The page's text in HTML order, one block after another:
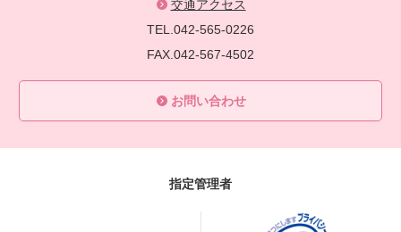
交通アクセス
TEL.042-565-0226
FAX.042-567-4502
お問い合わせ
指定管理者